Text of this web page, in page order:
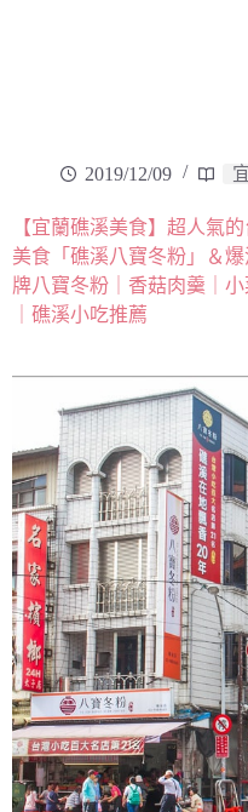
2019/12/09
【宜蘭礁溪美食】超人氣
美食「礁溪八寶冬粉」＆
牌八寶冬粉｜香菇肉羹｜
｜礁溪小吃推薦